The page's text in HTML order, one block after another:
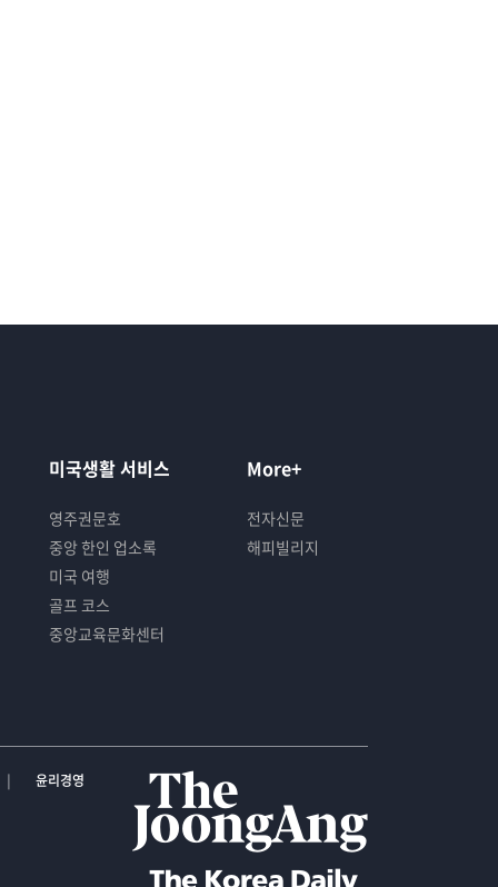
미국생활 서비스
영주권문호
중앙 한인 업소록
미국 여행
골프 코스
중앙교육문화센터
More+
전자신문
해피빌리지
윤리경영